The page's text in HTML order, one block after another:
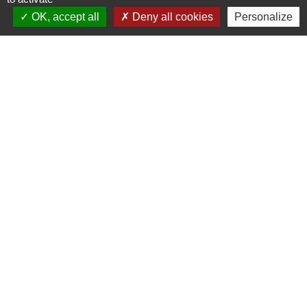
OK, accept all
Deny all cookies Personalize